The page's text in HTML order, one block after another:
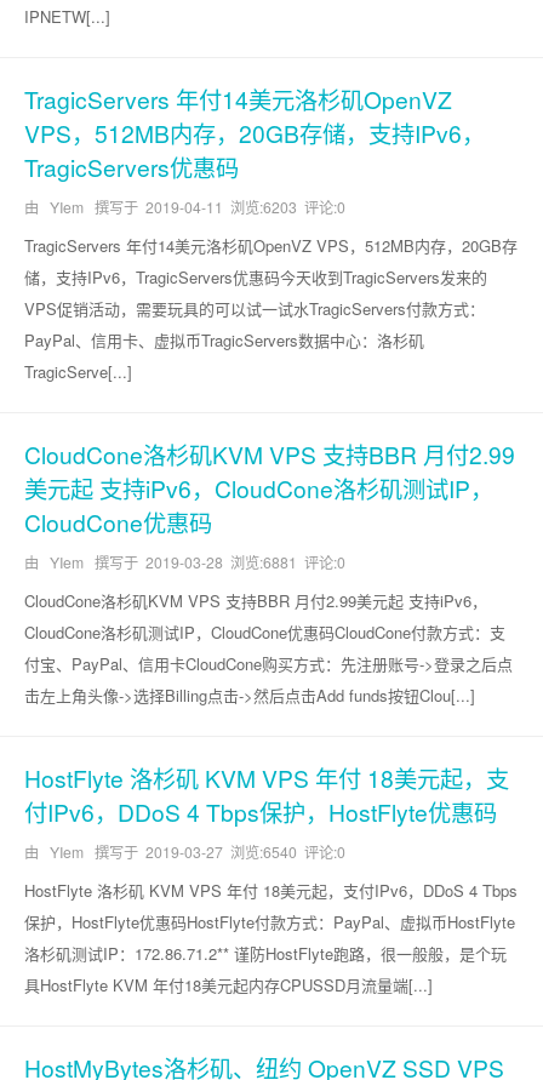
IPNETW[...]
TragicServers 年付14美元洛杉矶OpenVZ
VPS，512MB内存，20GB存储，支持IPv6，
TragicServers优惠码
由 YIem 撰写于 2019-04-11 浏览:6203 评论:0
TragicServers 年付14美元洛杉矶OpenVZ VPS，512MB内存，20GB存
储，支持IPv6，TragicServers优惠码今天收到TragicServers发来的
VPS促销活动，需要玩具的可以试一试水TragicServers付款方式：
PayPal、信用卡、虚拟币TragicServers数据中心：洛杉矶
TragicServe[...]
CloudCone洛杉矶KVM VPS 支持BBR 月付2.99
美元起 支持iPv6，CloudCone洛杉矶测试IP，
CloudCone优惠码
由 YIem 撰写于 2019-03-28 浏览:6881 评论:0
CloudCone洛杉矶KVM VPS 支持BBR 月付2.99美元起 支持iPv6，
CloudCone洛杉矶测试IP，CloudCone优惠码CloudCone付款方式：支
付宝、PayPal、信用卡CloudCone购买方式：先注册账号->登录之后点
击左上角头像->选择Billing点击->然后点击Add funds按钮Clou[...]
HostFlyte 洛杉矶 KVM VPS 年付 18美元起，支
付IPv6，DDoS 4 Tbps保护，HostFlyte优惠码
由 YIem 撰写于 2019-03-27 浏览:6540 评论:0
HostFlyte 洛杉矶 KVM VPS 年付 18美元起，支付IPv6，DDoS 4 Tbps
保护，HostFlyte优惠码HostFlyte付款方式：PayPal、虚拟币HostFlyte
洛杉矶测试IP：172.86.71.2** 谨防HostFlyte跑路，很一般般，是个玩
具HostFlyte KVM 年付18美元起内存CPUSSD月流量端[...]
HostMyBytes洛杉矶、纽约 OpenVZ SSD VPS